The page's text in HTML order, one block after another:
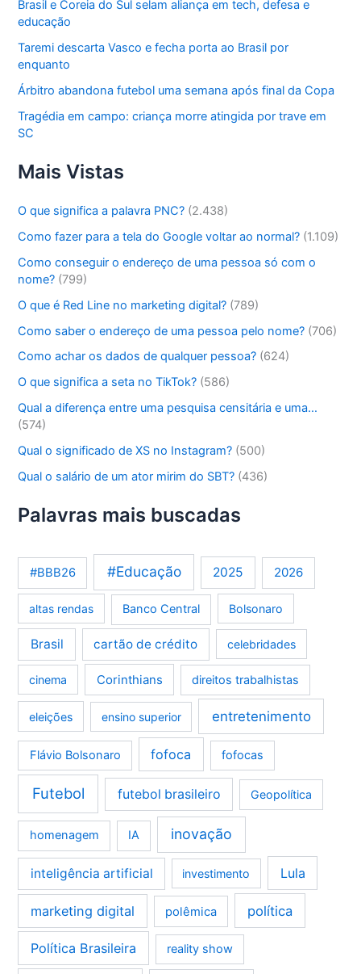
Brasil e Coreia do Sul selam aliança em tech, defesa e
educação
Taremi descarta Vasco e fecha porta ao Brasil por
enquanto
Árbitro abandona futebol uma semana após final da Copa
Tragédia em campo: criança morre atingida por trave em
SC
Mais Vistas
O que significa a palavra PNC? (2.438)
Como fazer para a tela do Google voltar ao normal? (1.109)
Como conseguir o endereço de uma pessoa só com o
nome? (799)
O que é Red Line no marketing digital? (789)
Como saber o endereço de uma pessoa pelo nome? (706)
Como achar os dados de qualquer pessoa? (624)
O que significa a seta no TikTok? (586)
Qual a diferença entre uma pesquisa censitária e uma…
(574)
Qual o significado de XS no Instagram? (500)
Qual o salário de um ator mirim do SBT? (436)
Palavras mais buscadas
#BBB26 #Educação 2025 2026
altas rendas Banco Central Bolsonaro
Brasil cartão de crédito celebridades
cinema Corinthians direitos trabalhistas
eleições ensino superior entretenimento
Flávio Bolsonaro fofoca fofocas
Futebol futebol brasileiro Geopolítica
homenagem IA inovação
inteligência artificial investimento Lula
marketing digital polêmica política
Política Brasileira reality show